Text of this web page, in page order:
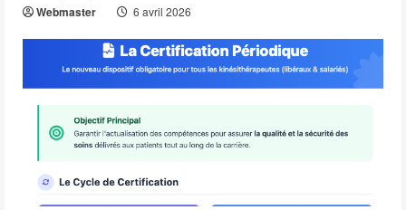
Webmaster 6 avril 2026